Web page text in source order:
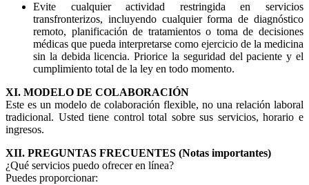
Evite cualquier actividad restringida en servicios
transfronterizos, incluyendo cualquier forma de diagnóstico
remoto, planificación de tratamientos o toma de decisiones
médicas que pueda interpretarse como ejercicio de la medicina
sin la debida licencia. Priorice la seguridad del paciente y el
cumplimiento total de la ley en todo momento.
XI. MODELO DE COLABORACIÓN
Este es un modelo de colaboración flexible, no una relación laboral
tradicional. Usted tiene control total sobre sus servicios, horario e
ingresos.
XII. PREGUNTAS FRECUENTES (Notas importantes)
¿Qué servicios puedo ofrecer en línea?
Puedes proporcionar: